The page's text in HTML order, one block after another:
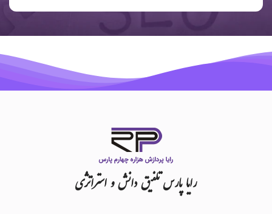
رایاپارستلفیقدانشواستراتژی